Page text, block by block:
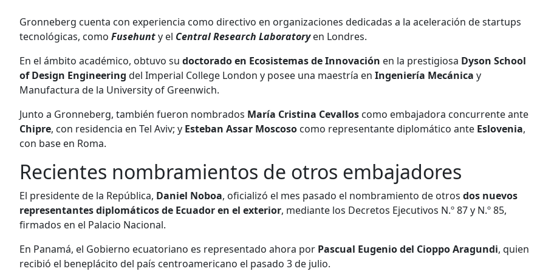
Gronneberg cuenta con experiencia como directivo en organizaciones dedicadas a la aceleración de startups
tecnológicas, como Fusehunty el Central Research Laboratory en Londres.
En el ámbito académico, obtuvo su doctorado en Ecosistemas de Innovación en la prestigiosa Dyson School
of Design Engineering del Imperial College London y posee una maestría en Ingeniería Mecánica y
Manufactura de la University of Greenwich.
Junto a Gronneberg, también fueron nombrados María Cristina Cevallos como embajadora concurrente ante
Chipre, con residencia en Tel Aviv; y Esteban Assar Moscoso como representante diplomático ante Eslovenia,
con base en Roma.
Recientes nombramientos de otros embajadores
El presidente de la República, Daniel Noboa, oficializó el mes pasado el nombramiento de otros dos nuevos
representantes diplomáticos de Ecuador en el exterior, mediante los Decretos Ejecutivos N.º 87 y N.º 85,
firmados en el Palacio Nacional.
En Panamá, el Gobierno ecuatoriano es representado ahora por Pascual Eugenio del Cioppo Aragundi, quien
recibió el beneplácito del país centroamericano el pasado 3 de julio.